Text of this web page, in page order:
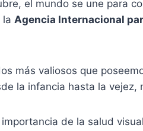
el mundo se une para
la Agencia Internacional
más valiosos que
la infancia hasta la
de la salud